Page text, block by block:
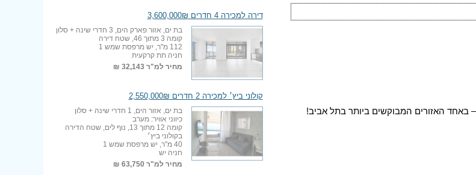
דירה למכירה 4 חדרים 3,600,000₪
בת ים, אזור פארק הים, 3 חדרי שינה + סלון
קומה 3 מתוך 46, שטח דירה
112 מ"ר, יש מרפסת שמש 1
חניה תת קרקעית
מחיר למ"ר32,143 ₪
קולוני ביץ׳ למכירה 2 חדרים 2,550,000₪
בת ים, אזור הים, 1 חדרי שינה + סלון
כיווני אוויר: מערב
קומה 12 מתוך 13, נוף לים, שטח הדירה
בקולוני ביץ׳
40 מ"ר, יש מרפסת שמש 1
חניה יש
מחיר למ"ר 63,750 ₪